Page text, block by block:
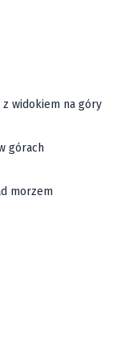
z widokiem na góry
górach
morzem